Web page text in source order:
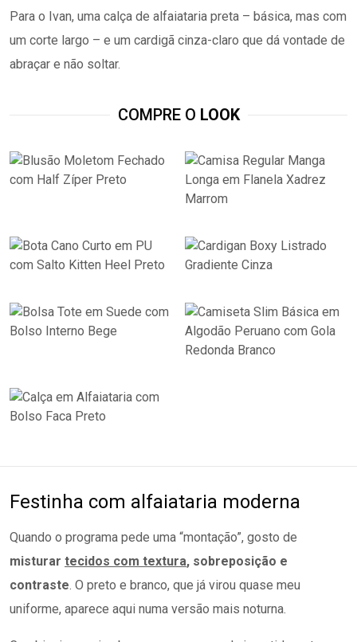
Para o Ivan, uma calça de alfaiataria preta – básica, mas com
um corte largo – e um cardigã cinza-claro que dá vontade de
abraçar e não soltar.
COMPRE O LOOK
Festinha com alfaiataria moderna
Quando o programa pede uma “montação”, gosto de
misturar tecidos com textura, sobreposição e
contraste. O preto e branco, que já virou quase meu
uniforme, aparece aqui numa versão mais noturna.